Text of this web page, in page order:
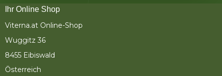
Ihr Online Shop
Viterna.at Online-Shop
Wuggitz 36
8455 Eibiswald
Österreich